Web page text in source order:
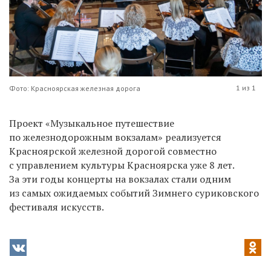
Фото: Красноярская железная дорога 1 из 1
Проект «Музыкальное путешествие
по железнодорожным вокзалам» реализуется
Красноярской железной дорогой совместно
с управлением культуры Красноярска уже 8 лет.
За эти годы концерты на вокзалах стали одним
из самых ожидаемых событий Зимнего суриковского
фестиваля искусств.